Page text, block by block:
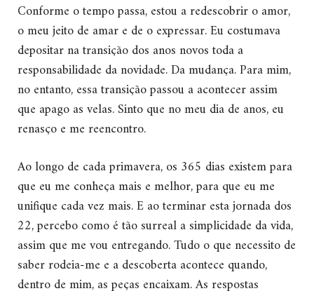
Conforme o tempo passa, estou a redescobrir o amor,
o meu jeito de amar e de o expressar. Eu costumava
depositar na transição dos anos novos toda a
responsabilidade da novidade. Da mudança. Para mim,
no entanto, essa transição passou a acontecer assim
que apago as velas. Sinto que no meu dia de anos, eu
renasço e me reencontro.
Ao longo de cada primavera, os 365 dias existem para
que eu me conheça mais e melhor, para que eu me
unifique cada vez mais. E ao terminar esta jornada dos
22, percebo como é tão surreal a simplicidade da vida,
assim que me vou entregando. Tudo o que necessito de
saber rodeia-me e a descoberta acontece quando,
dentro de mim, as peças encaixam. As respostas